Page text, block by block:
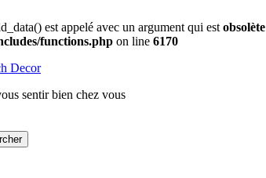
est appelé avec un argument qui est obsolète
functions.php on line 6170
Decor
sentir bien chez vous